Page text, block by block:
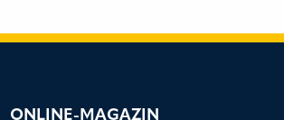
ONLINE-MAGAZIN